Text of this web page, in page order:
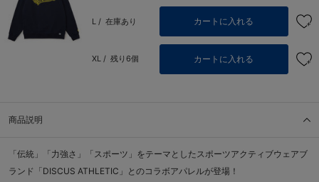
L / 在庫あり カートに入れる
XL / 残り6個 カートに入れる
商品説明
「伝統」「力強さ」「スポーツ」をテーマとしたスポーツアクティブウェアブ
ランド「DISCUS ATHLETIC」とのコラボアパレルが登場！